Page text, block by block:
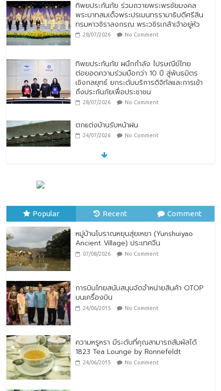
ทิพยประกันภัย ร่วมถวายพระพรชัยมงคล
พระบาทสมเด็จพระปรเมนทรรามาธิบดีศรีสิน
ทรมหาวชิราลงกรณ พระวชิรเกล้าเจ้าอยู่หัว
28/07/2026 No Comment
ทิพยประกันภัย ผนึกกำลัง ไปรษณีย์ไทย
ต่อยอดความร่วมมือกว่า 10 ปี สู่พันธมิตร
เชิงกลยุทธ์ ยกระดับบริการดิจิทัลและการเข้า
ถึงประกันภัยเพื่อประชาชน
28/07/2026 No Comment
ตกแต่งบ้านรับหน้าฝน
24/07/2026 No Comment
Popular Recent Comment
หมู่บ้านโบราณหยุนสุ่ยเหยา (Yunshuiyao
Ancient Village) ประเทศจีน
07/08/2026 No Comment
การบินไทยสนับสนุนจัดจำหน่ายสินค้า OTOP
บนเครื่องบิน
24/06/2015 No Comment
ความหรูหรา มีระดับที่คุณสามารถสัมผัสได้
1823 Tea Lounge by Ronnefeldt
24/06/2015 No Comment